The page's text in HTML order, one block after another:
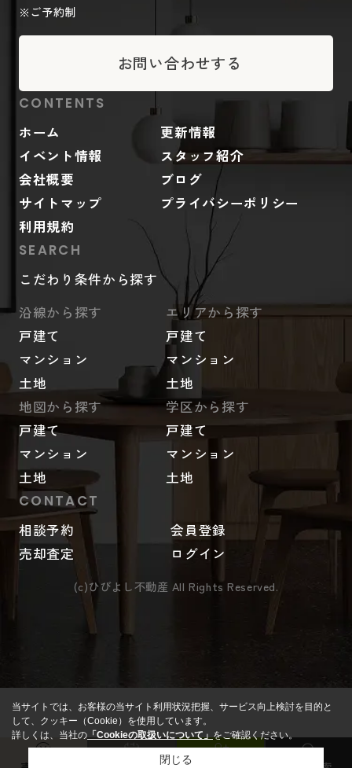
※ご予約制
お問い合わせする
CONTENTS
ホーム
更新情報
イベント情報
スタッフ紹介
会社概要
ブログ
サイトマップ
プライバシーポリシー
利用規約
SEARCH
こだわり条件から探す
沿線から探す
戸建て
マンション
土地
エリアから探す
戸建て
マンション
土地
地図から探す
戸建て
マンション
土地
学区から探す
戸建て
マンション
土地
CONTACT
相談予約
会員登録
売却査定
ログイン
(c)ひびよし不動産 All Rights Reserved.
当サイトでは、お客様の当サイト利用状況把握、サービス向上検討を目的と
して、クッキー（Cookie）を使用しています。
詳しくは、当社の 「Cookieの取扱いについて」 をご確認ください。
閉じる